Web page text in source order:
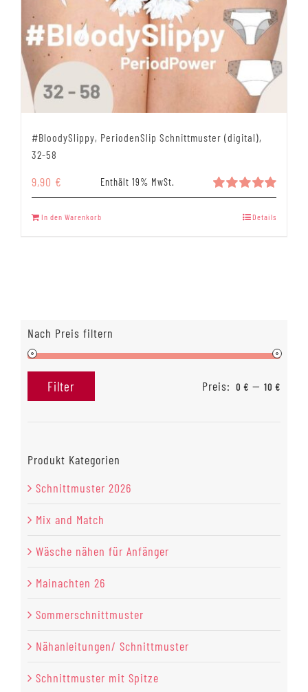
#BloodySlippy, PeriodenSlip Schnittmuster (digital),
32-58
Bewertet
5.00
9,90 € Enthält 19% MwSt.
In den Warenkorb Details
Nach Preis filtern
Filter Preis: 0 € — 10 €
Produkt Kategorien
Schnittmuster 2026
Mix and Match
Wäsche nähen für Anfänger
Mainachten 26
Sommerschnittmuster
Nähanleitungen/ Schnittmuster
Schnittmuster mit Spitze